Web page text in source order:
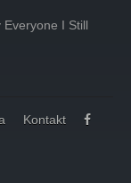
Everyone I Still
Kontakt